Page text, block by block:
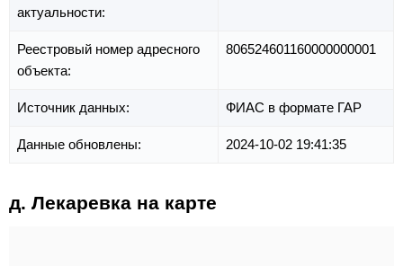
актуальности:
Реестровый номер адресного
объекта:
806524601160000000001
Источник данных: ФИАС в формате ГАР
Данные обновлены: 2024-10-02 19:41:35
д. Лекаревка на карте